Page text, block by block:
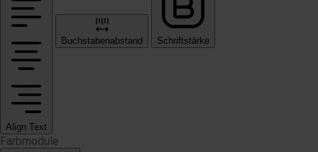
Align Text
Buchstabenabstand Schriftstärke
Farbmodule